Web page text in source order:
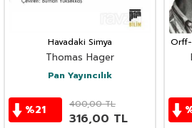
Havadaki Simya
Thomas Hager
Pan Yayıncılık
%21 400,00TL
316,00 TL